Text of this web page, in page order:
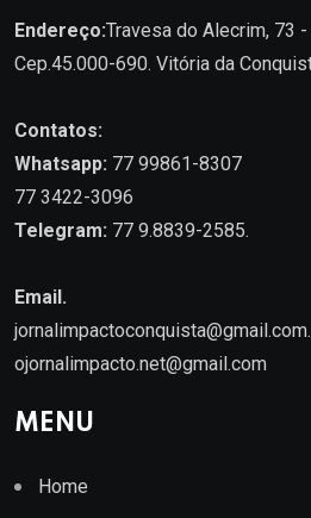
Endereço:Travesa do Alecrim, 73 -
Cep.45.000-690. Vitória da
Contatos:
Whatsapp: 77 99861-8307
77 3422-3096
Telegram: 77 9.8839-2585.
Email.
ojornalimpacto.net@gmail.com
MENU
Home